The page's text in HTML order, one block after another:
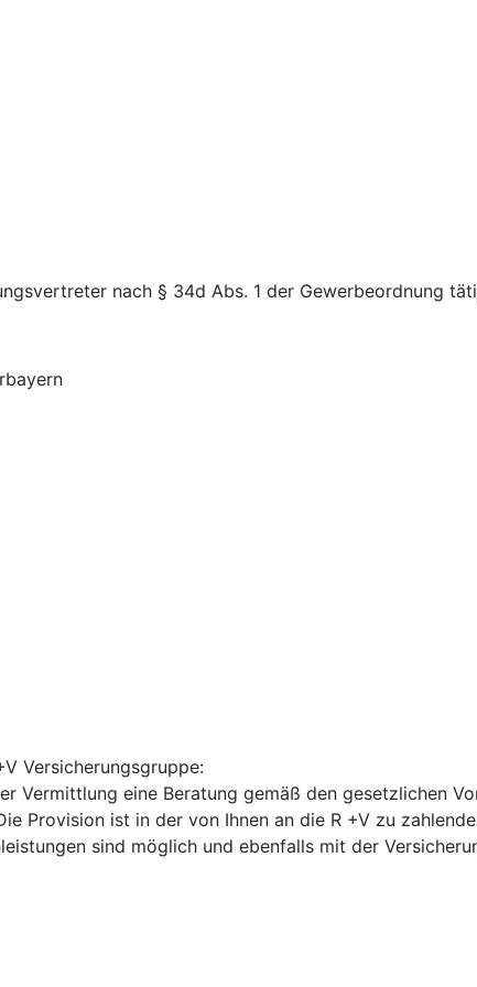
nach § 34d Abs. 1 der Gewerbeordnung
Versicherungsgruppe:
Vermittlung eine Beratung gemäß den gesetzlichen
Provision ist in der von Ihnen an die R +V zu
sind möglich und ebenfalls mit der